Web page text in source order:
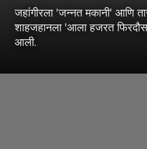
जहांगीरला 'जन्नत मकानी' आणि
शाहजहानला 'आला हजरत
आली.